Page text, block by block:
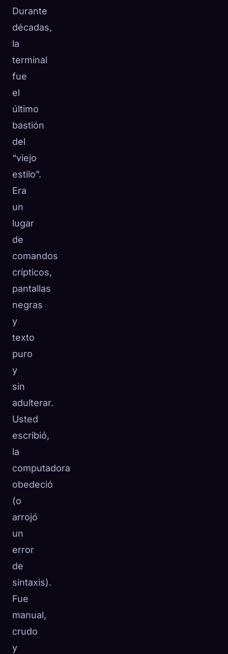
Durante
décadas,
la
terminal
fue
el
último
bastión
del
“viejo
estilo”.
Era
un
lugar
de
comandos
crípticos,
pantallas
negras
y
texto
puro
y
sin
adulterar.
Usted
escribió,
la
computadora
obedeció
(o
arrojó
un
error
de
sintaxis).
Fue
manual,
crudo
y
🧬
DESCUBIERTO